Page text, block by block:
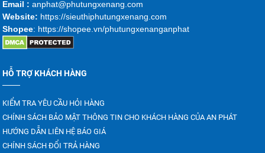
Email :anphat@phutungxenang.com
Website: https://sieuthiphutungxenang.com
Shopee: https://shopee.vn/phutungxenanganphat
HỖ TRỢ KHÁCH HÀNG
KIỂM TRA YÊU CẦU HỎI HÀNG
CHÍNH SÁCH BẢO MẬT THÔNG TIN CHO KHÁCH HÀNG CỦA AN PHÁT
HƯỚNG DẪN LIÊN HỆ BÁO GIÁ
CHÍNH SÁCH ĐỔI TRẢ HÀNG